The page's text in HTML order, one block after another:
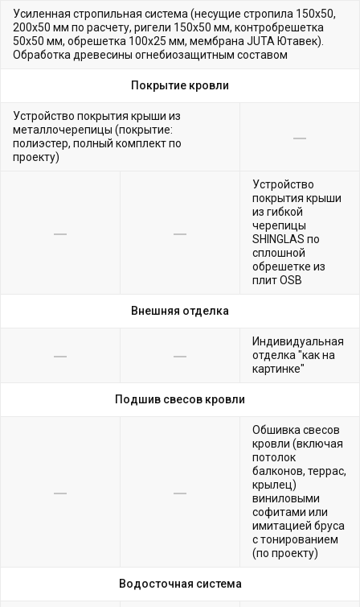
Усиленная стропильная система (несущие стропила 150х50,
200х50 мм по расчету, ригели 150х50 мм, контробрешетка
50х50 мм, обрешетка 100х25 мм, мембрана JUTA Ютавек).
Обработка древесины огнебиозащитным составом
Покрытие кровли
Устройство покрытия крыши из
металлочерепицы (покрытие:
полиэстер, полный комплект по
проекту)
Устройство
покрытия крыши
из гибкой
черепицы
SHINGLAS по
сплошной
обрешетке из
плит OSB
Внешняя отделка
Индивидуальная
отделка "как на
картинке"
Подшив свесов кровли
Обшивка свесов
кровли (включая
потолок
балконов, террас,
крылец)
виниловыми
софитами или
имитацией бруса
с тонированием
(по проекту)
Водосточная система